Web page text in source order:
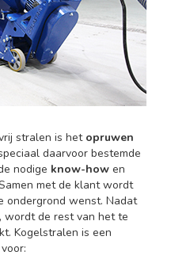
stralen is het opruwen
daarvoor bestemde
nodige know-how en
met de klant wordt
ondergrond wenst. Nadat
wordt de rest van het te
Kogelstralen is een